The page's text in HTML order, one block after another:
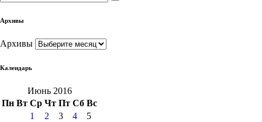
Архивы
Архивы
Календарь
Июнь 2016
Пн Вт Ср Чт Пт Сб Вс
1
2 3 4
5